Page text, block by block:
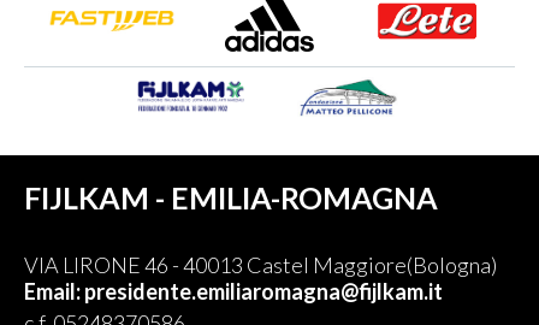
FIJLKAM - EMILIA-ROMAGNA
VIA LIRONE 46 - 40013 Castel Maggiore(Bologna)
Email: presidente.emiliaromagna@fijlkam.it